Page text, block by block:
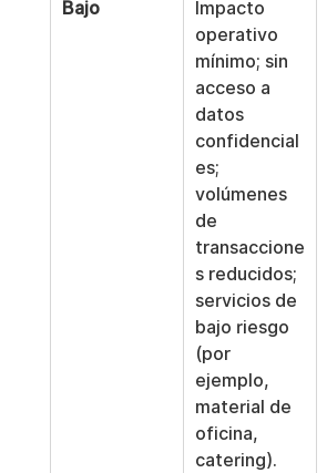
Bajo
Impacto
operativo
mínimo; sin
acceso a
datos
confidencial
es;
volúmenes
de
transaccione
s reducidos;
servicios de
bajo riesgo
(por
ejemplo,
material de
oficina,
catering).